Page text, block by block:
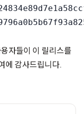
자들이 이 릴리스를
에 감사드립니다.